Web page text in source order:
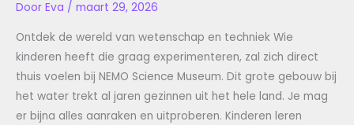
Door Eva / maart 29, 2026
Ontdek de wereld van wetenschap en techniek Wie
kinderen heeft die graag experimenteren, zal zich direct
thuis voelen bij NEMO Science Museum. Dit grote gebouw bij
het water trekt al jaren gezinnen uit het hele land. Je mag
er bijna alles aanraken en uitproberen. Kinderen leren